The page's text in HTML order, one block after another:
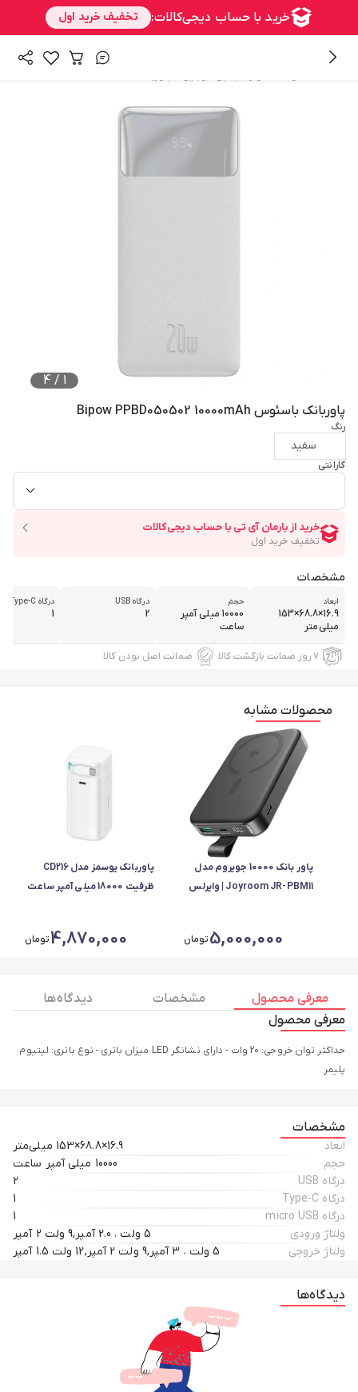
1
/
4
پاوربانک باسئوس Bipow PPBD050502 10000mAh
رنگ
سفید
گارانتی
مشخصات
ابعاد
16.9×68.8×153
میلی‌متر
حجم
10000 میلی آمپر
ساعت
درگاه USB
2
درگاه Type-C
1
۷ روز ضمانت بازگشت کالا ضمانت اصل بودن کالا
محصولات مشابه
پاور بانک 10000 جویروم مدل
Joyroom JR-PBM11 | وایرلس
5,000,000تومان
پاوربانک یوسمز مدل CD216
ظرفیت 18000 میلی آمپر ساعت
4,870,000تومان
معرفی محصول مشخصات
دیدگاه ها
معرفی محصول
حداکثر توان خروجی: 20 وات - دارای نشانگر LED میزان باتری - نوع باتری: لیتیوم
پلیمر
مشخصات
ابعاد
16.9×68.8×153 میلی‌متر
حجم
10000 میلی آمپر ساعت
درگاه USB
2
درگاه Type-C
1
درگاه micro USB
1
ولتاژ ورودی
5 ولت ، 2.0 آمپر,9 ولت 2 آمپر
ولتاژ خروجی
5 ولت ، 3 آمپر,9 ولت 2 آمپر,12 ولت 1.5 آمپر
دیدگاه‌ها